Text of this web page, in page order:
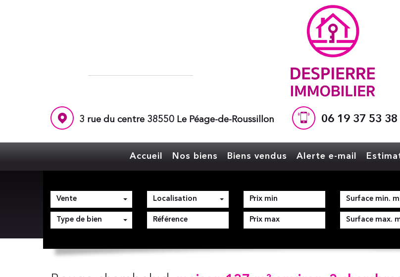
3 rue du centre 38550 Le Péage-de-Roussillon 06 19 37 53 38
Accueil Nos biens Biens vendus Alerte e-mail
Vente
Type de bien
Localisation